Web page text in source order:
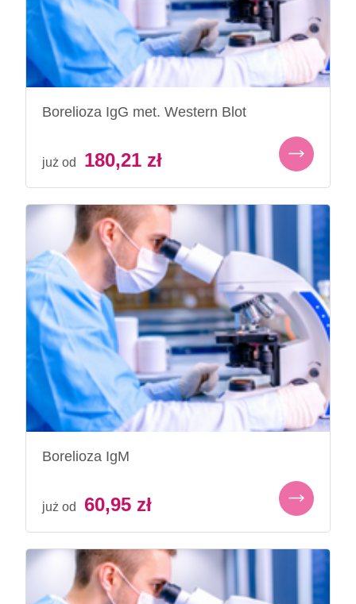
Borelioza IgG met. Western Blot
już od 180,21 zł
Borelioza IgM
już od 60,95 zł